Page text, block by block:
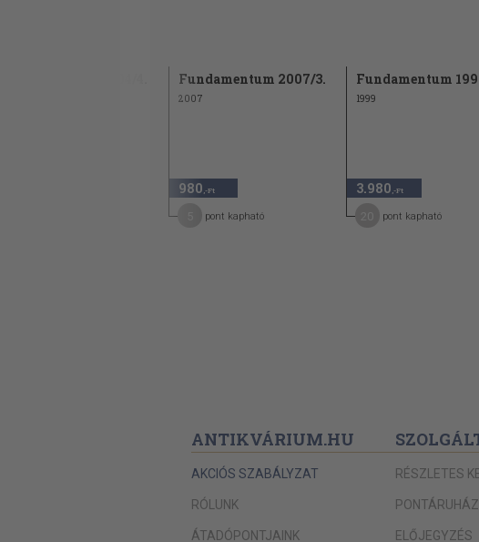
Fundamentum 2007/3.
2007
980 ,-Ft
pont kapható
Fundamentum
1999
3.980 ,-Ft
pont kapható
ANTIKVÁRIUM.HU
AKCIÓS SZABÁLYZAT
RÓLUNK
ÁTADÓPONTJAINK
RÉSZLETES
PONTÁRUHÁZ
ELŐJEGYZÉS